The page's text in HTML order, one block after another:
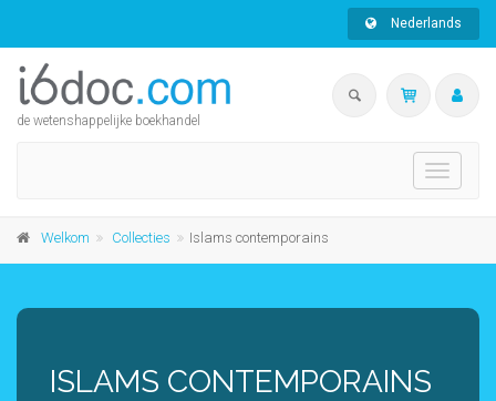
Nederlands
de wetenshappelijke boekhandel
Toggle
Welkom Collecties Islams contemporains
ISLAMS CONTEMPORAINS